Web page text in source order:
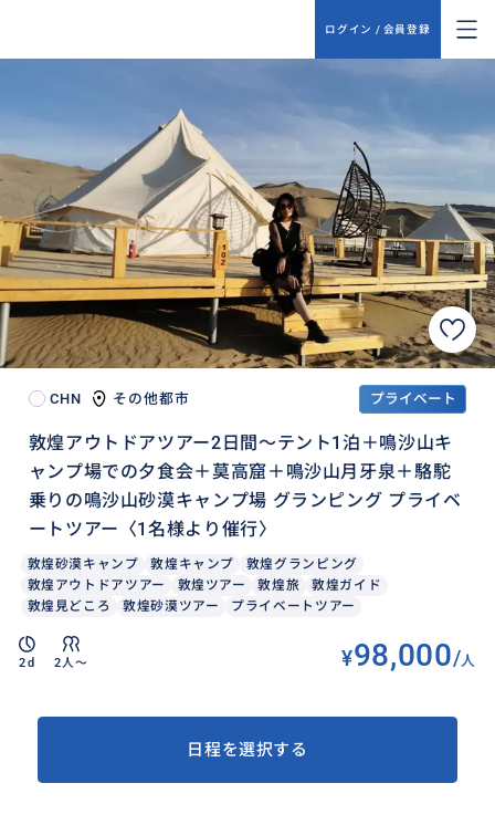
ログイン / 会員登録
CHN その他都市 プライベート
敦煌アウトドアツアー2日間～テント1泊＋鳴沙山キ
ャンプ場での夕食会＋莫高窟＋鳴沙山月牙泉＋駱駝
乗りの鳴沙山砂漠キャンプ場 グランピング プライベ
ートツアー〈1名様より催行〉
敦煌砂漠キャンプ 敦煌キャンプ
敦煌グランピング
敦煌アウトドアツアー
敦煌ツアー 敦煌旅
敦煌ガイド
敦煌見どころ
敦煌砂漠ツアー プライベートツアー
2d 2人〜 ¥98,000/人
日程を選択する